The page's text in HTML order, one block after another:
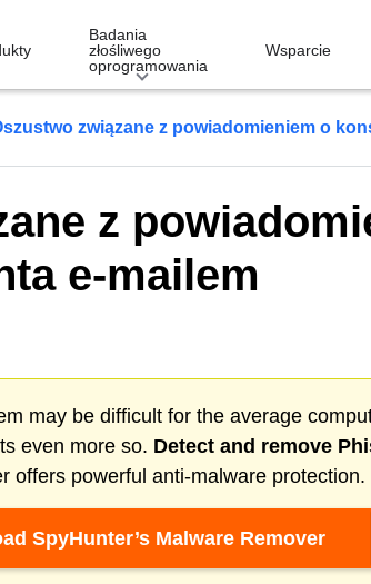
Badania
złośliwego
oprogramowania
Wsparcie
związane z powiadomieniem o
z
e-mailem
may be difficult for the average
even more so. Detect and remove
offers powerful anti-malware protection.
SpyHunter’s Malware Remover